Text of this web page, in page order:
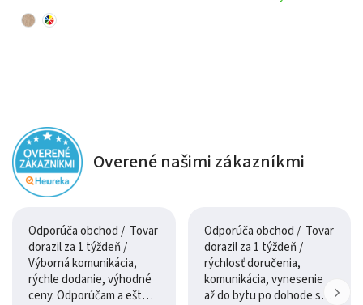
skriniek
Zloženie kuchynskej zostavy
Horné skrinky:
60 cm plná, 40 cm plná, 50 cm presklená
Spodné skrinky:
60 cm drezová, 40 cm so zásuvkou, 50 cm so zásuvkou
Konštrukcia a praktické používanie
Overené našimi zákazníkmi
Odporúča obchod / Tovar
dorazil za 1 týždeň /
Výborná komunikácia,
rýchle dodanie, výhodné
ceny. Odporúčam a ešte
Odporúča obchod / Tovar
dorazil za 1 týždeň /
rýchlosť doručenia,
komunikácia, vynesenie
až do bytu po dohode so